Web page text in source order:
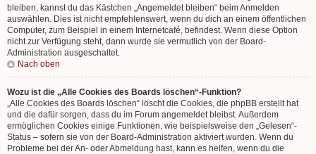
bleiben, kannst du das Kästchen „Angemeldet bleiben“ beim Anmelden
auswählen. Dies ist nicht empfehlenswert, wenn du dich an einem öffentlichen
Computer, zum Beispiel in einem Internetcafé, befindest. Wenn diese Option
nicht zur Verfügung steht, dann wurde sie vermutlich von der Board-
Administration ausgeschaltet.
Nach oben
Wozu ist die „Alle Cookies des Boards löschen“-Funktion?
„Alle Cookies des Boards löschen“ löscht die Cookies, die phpBB erstellt hat
und die dafür sorgen, dass du im Forum angemeldet bleibst. Außerdem
ermöglichen Cookies einige Funktionen, wie beispielsweise den „Gelesen“-
Status – sofern sie von der Board-Administration aktiviert wurden. Wenn du
Probleme bei der An- oder Abmeldung hast, kann es helfen, wenn du die